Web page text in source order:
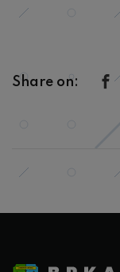
Share on: